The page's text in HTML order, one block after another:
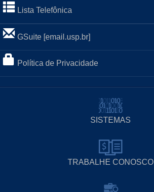
Lista Telefônica
GSuite [email.usp.br]
Política de Privacidade
SISTEMAS
TRABALHE CONOSCO